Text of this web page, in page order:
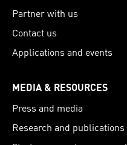
Partner with us
Contact us
Applications and events
MEDIA & RESOURCES
Press and media
Research and publications